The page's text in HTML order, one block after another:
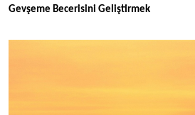
Gevşeme Becerisini Geliştirmek